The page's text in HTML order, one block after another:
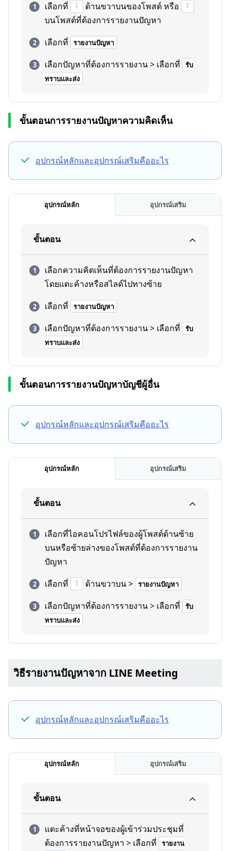
เลือกที่
ด้านขวาบนของโพสต์ หรือ
บนโพสต์ที่ต้องการรายงานปัญหา
เลือกที่
รายงานปัญหา
เลือกปัญหาที่ต้องการรายงาน > เลือกที่
รับ
ทราบและส่ง
ขั้นตอนการรายงานปัญหาความคิดเห็น
อุปกรณ์หลักและอุปกรณ์เสริมคืออะไร
อุปกรณ์หลัก อุปกรณ์เสริม
ขั้นตอน
เลือกความคิดเห็นที่ต้องการรายงานปัญหา
โดยแตะค้างหรือสไลด์ไปทางซ้าย
เลือกที่
รายงานปัญหา
เลือกปัญหาที่ต้องการรายงาน > เลือกที่
รับ
ทราบและส่ง
ขั้นตอนการรายงานปัญหาบัญชีผู้อื่น
อุปกรณ์หลักและอุปกรณ์เสริมคืออะไร
อุปกรณ์หลัก อุปกรณ์เสริม
ขั้นตอน
เลือกที่ไอคอนโปรไฟล์ของผู้โพสต์ด้านซ้าย
บนหรือซ้ายล่างของโพสต์ที่ต้องการรายงาน
ปัญหา
เลือกที่
ด้านขวาบน > รายงานปัญหา
เลือกปัญหาที่ต้องการรายงาน > เลือกที่
รับ
ทราบและส่ง
วิธีรายงานปัญหาจาก LINE Meeting
อุปกรณ์หลักและอุปกรณ์เสริมคืออะไร
อุปกรณ์หลัก อุปกรณ์เสริม
ขั้นตอน
แตะค้างที่หน้าจอของผู้เข้าร่วมประชุมที่
ต้องการรายงานปัญหา > เลือกที่
รายงาน